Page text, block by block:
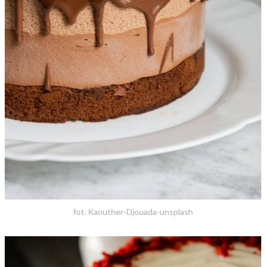
fot. Kaouther-Djouada-unsplash